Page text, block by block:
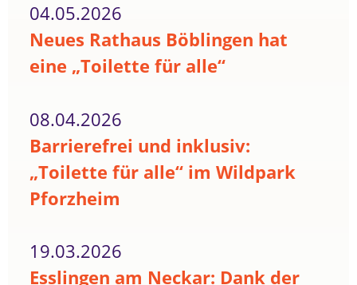
04.05.2026
Neues Rathaus Böblingen hat
eine „Toilette für alle“
08.04.2026
Barrierefrei und inklusiv:
„Toilette für alle“ im Wildpark
Pforzheim
19.03.2026
Esslingen am Neckar: Dank der